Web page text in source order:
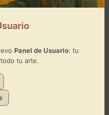
interactuar
Panel de Usuario: tu
tu arte.